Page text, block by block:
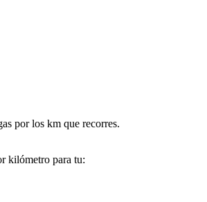
por los km que recorres.
kilómetro para tu: